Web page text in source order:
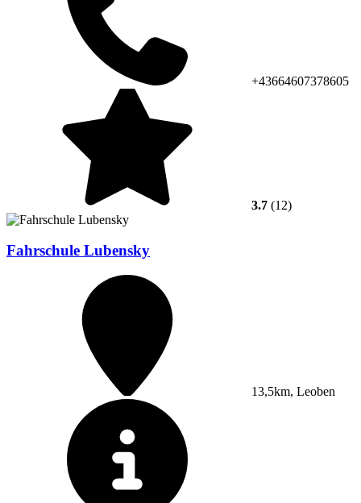
+43664607378605
3.7 (12)
Fahrschule Lubensky
13,5km, Leoben